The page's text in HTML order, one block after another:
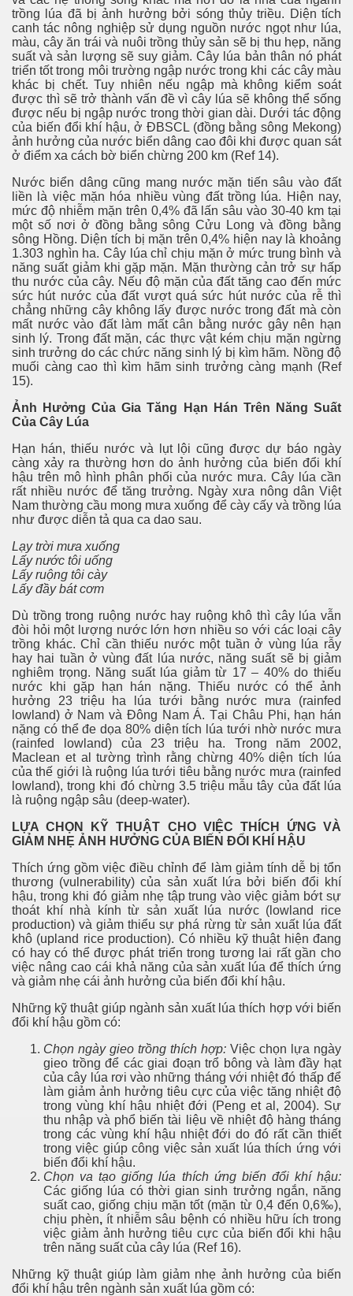
trồng lúa đã bị ảnh hưởng bởi sóng thủy triều. Diện tích
canh tác nông nghiệp sử dụng nguồn nước ngọt như lúa,
màu, cây ăn trái và nuôi trồng thủy sản sẽ bị thu hẹp, năng
suất và sản lượng sẽ suy giảm. Cây lúa bản thân nó phát
triển tốt trong môi trường ngập nước trong khi các cây màu
khác bị chết. Tuy nhiên nếu ngập mà không kiểm soát
được thì sẽ trở thành vấn đề vì cây lúa sẽ không thể sống
được nếu bị ngập nước trong thời gian dài. Dưới tác động
của biến đổi khí hậu, ở ĐBSCL (đồng bằng sông Mekong)
ảnh hưởng của nước biển dâng cao đôi khi được quan sát
ở điểm xa cách bờ biển chừng 200 km (Ref 14).
Nước biển dâng cũng mang nước mặn tiến sâu vào đất
liền là việc mặn hóa nhiều vùng đất trồng lúa. Hiện nay,
mức độ nhiễm mặn trên 0,4% đã lấn sâu vào 30-40 km tại
một số nơi ở đồng bằng sông Cửu Long và đồng bằng
sông Hồng. Diện tích bị mặn trên 0,4% hiện nay là khoảng
1.303 nghìn ha. Cây lúa chỉ chịu mặn ở mức trung bình và
năng suất giảm khi gặp mặn. Mặn thường cản trở sự hấp
thu nước của cây. Nếu độ mặn của đất tăng cao đến mức
sức hút nước của đất vượt quá sức hút nước của rễ thì
chẳng những cây không lấy được nước trong đất mà còn
mất nước vào đất làm mất cân bằng nước gây nên hạn
sinh lý. Trong đất mặn, các thực vật kém chịu mặn ngừng
sinh trưởng do các chức năng sinh lý bị kìm hãm. Nồng độ
muối càng cao thì kìm hãm sinh trưởng càng mạnh (Ref
15).
Ảnh Hưởng Của Gia Tăng Hạn Hán Trên Năng Suất
Của Cây Lúa
Hạn hán, thiếu nước và lụt lội cũng được dự báo ngày
càng xảy ra thường hơn do ảnh hưởng của biến đổi khí
hậu trên mô hình phân phối của nước mưa. Cây lúa cần
rất nhiều nước để tăng trưởng. Ngày xưa nông dân Việt
Nam thường cầu mong mưa xuống để cày cấy và trồng lúa
như được diễn tả qua ca dao sau.
Lạy trời mưa xuống
Lấy nước tôi uống
Lấy ruộng tôi cày
Lấy đầy bát cơm
Dù trồng trong ruộng nước hay ruộng khô thì cây lúa vẫn
đòi hỏi một lượng nước lớn hơn nhiều so với các loại cây
trồng khác. Chỉ cần thiếu nước một tuần ở vùng lúa rẫy
hay hai tuần ở vùng đất lúa nước, năng suất sẽ bị giảm
nghiêm trọng. Năng suất lúa giảm từ 17 – 40% do thiếu
nước khi gặp hạn hán nặng. Thiếu nước có thể ảnh
hưởng 23 triệu ha lúa tưới bằng nước mưa (rainfed
lowland) ở Nam và Đông Nam Á. Tại Châu Phi, hạn hán
nặng có thể đe dọa 80% diện tích lúa tưới nhờ nước mưa
(rainfed lowland) của 23 triệu ha. Trong năm 2002,
Maclean et al tường trình rằng chừng 40% diện tích lúa
của thế giới là ruộng lúa tưới tiêu bằng nước mưa (rainfed
lowland), trong khi đó chừng 3.5 triệu mẫu tây của đất lúa
là ruộng ngập sâu (deep-water).
LỰA CHỌN KỸ THUẬT CHO VIỆC THÍCH ỨNG VÀ
GIẢM NHẸ ẢNH HƯỞNG CỦA BIẾN ĐỔI KHÍ HẬU
Thích ứng gồm việc điều chỉnh để làm giảm tính dễ bị tổn
thương (vulnerability) của sản xuất lứa bởi biến đổi khí
hậu, trong khi đó giảm nhẹ tập trung vào việc giảm bớt sự
thoát khí nhà kính từ sản xuất lúa nước (lowland rice
production) và giảm thiểu sự phá rừng từ sản xuất lúa đất
khô (upland rice production). Có nhiều kỹ thuật hiện đang
có hay có thể được phát triển trong tương lai rất gần cho
việc nâng cao cái khả năng của sản xuất lúa để thích ứng
và giảm nhẹ cái ảnh hưởng của biến đổi khí hậu.
Những kỹ thuật giúp ngành sản xuất lúa thích hợp với biến
đổi khí hậu gồm có:
Chọn ngày gieo trồng thích hợp: Việc chọn lựa ngày
gieo trồng để các giai đoạn trổ bông và làm đầy hạt
của cây lúa rơi vào những tháng với nhiệt đó thấp để
làm giảm ảnh hưởng tiêu cực của việc tăng nhiệt độ
trong vùng khí hậu nhiệt đới (Peng et al, 2004). Sự
thu nhập và phổ biến tài liệu về nhiệt độ hàng tháng
trong các vùng khí hậu nhiệt đới do đó rất cần thiết
trong việc giúp công việc sản xuất lúa thích ứng với
biến đổi khí hậu.
Chọn va tạo giống lúa thích ứng biến đổi khí hậu:
Các giống lúa có thời gian sinh trưởng ngắn, năng
suất cao, giống chịu mặn tốt (mặn từ 0,4 đến 0,6‰),
chịu phèn, ít nhiễm sâu bệnh có nhiều hữu ích trong
việc giảm ảnh hưởng tiêu cực của biến đổi khi hậu
trên năng suất của cây lúa (Ref 16).
Những kỹ thuật giúp làm giảm nhẹ ảnh hưởng của biến
đổi khí hậu trên ngành sản xuất lúa gồm có: